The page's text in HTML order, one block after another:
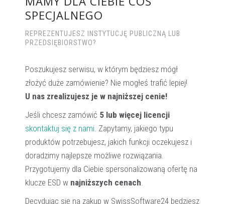
SPECJALNEGO
REPREZENTUJESZ INSTYTUCJĘ PUBLICZNĄ LUB
PRZEDSIĘBIORSTWO?
Poszukujesz serwisu, w którym będziesz mógł
złożyć duże zamówienie? Nie mogłeś trafić lepiej!
U nas zrealizujesz je w najniższej cenie!
Jeśli chcesz zamówić 5 lub więcej licencji
skontaktuj się z nami. Zapytamy, jakiego typu
produktów potrzebujesz, jakich funkcji oczekujesz i
doradzimy najlepsze możliwe rozwiązania.
Przygotujemy dla Ciebie spersonalizowaną ofertę na
klucze ESD w najniższych cenach.
Decydując się na zakup w SwissSoftware24 będziesz